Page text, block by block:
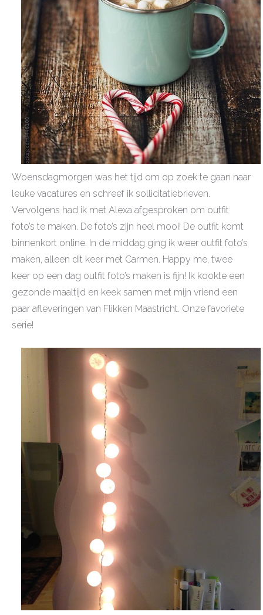
Woensdagmorgen was het tijd om op zoek te gaan naar
leuke vacatures en schreef ik sollicitatiebrieven.
Vervolgens had ik met Alexa afgesproken om outfit
foto’s te maken. De foto’s zijn heel mooi! De outfit komt
binnenkort online. In de middag ging ik weer outfit foto’s
maken, alleen dit keer met Carmen. Happy me, twee
keer op een dag outfit foto’s maken is fijn! Ik kookte een
gezonde maaltijd en keek samen met mijn vriend een
paar afleveringen van Flikken Maastricht. Onze favoriete
serie!